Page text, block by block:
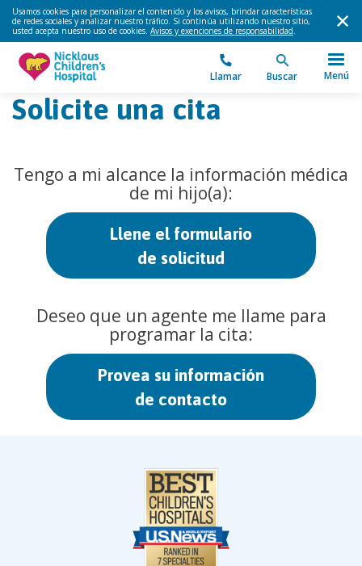
Usamos cookies para personalizar el contenido y los avisos, brindar características
de redes sociales y analizar nuestro tráfico. Si continúa utilizando nuestro sitio,
usted acepta nuestro uso de cookies. Avisos y exenciones de responsabilidad.
Llamar Buscar Menú
Solicite una cita
Tengo a mi alcance la información médica
de mi hijo(a):
Llene el formulario
de solicitud
Deseo que un agente me llame para
programar la cita:
Provea su información
de contacto